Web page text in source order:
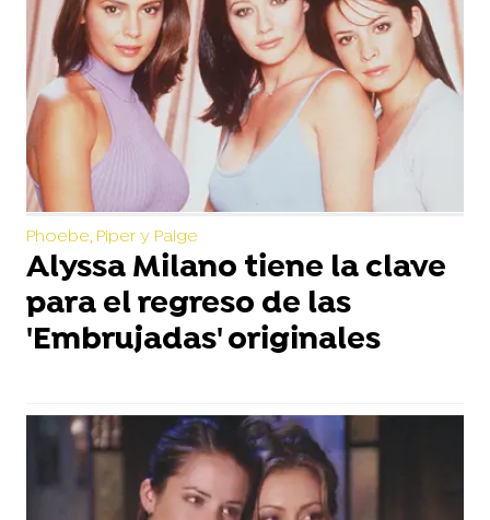
Phoebe, Piper y Paige
Alyssa Milano tiene la clave
para el regreso de las
'Embrujadas' originales